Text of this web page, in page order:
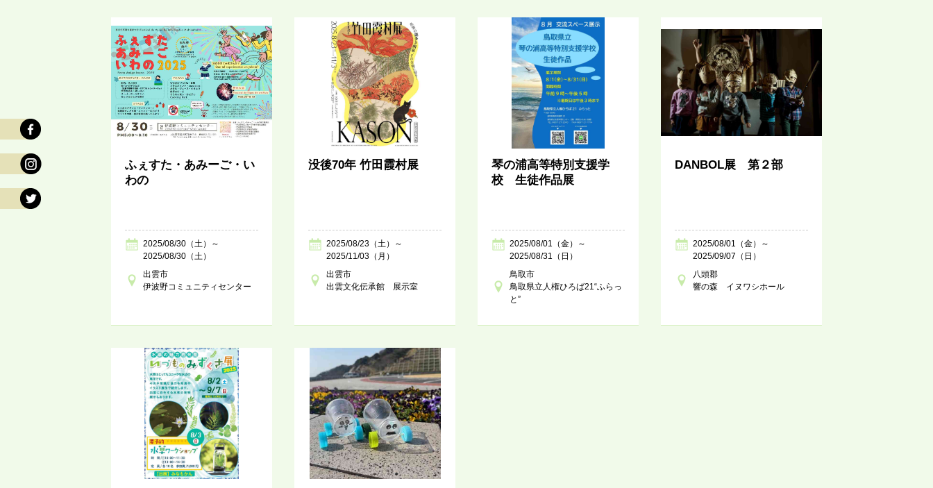
ふぇすた・あみーご・い
わの
2025/08/30（土）～
2025/08/30（土）
出雲市
伊波野コミュニティセンター
没後70年 竹田霞村展
2025/08/23（土）～
2025/11/03（月）
出雲市
出雲文化伝承館 展示室
琴の浦高等特別支援学
校 生徒作品展
2025/08/01（金）～
2025/08/31（日）
鳥取市
鳥取県立人権ひろば21“ふらっ
と”
DANBOL展 第２部
2025/08/01（金）～
2025/09/07（日）
八頭郡
響の森 イヌワシホール